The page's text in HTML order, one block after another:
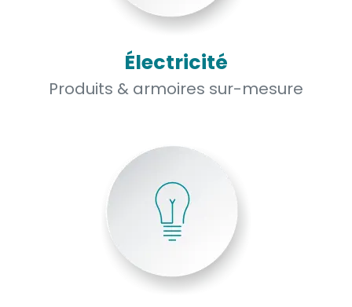
Électricité
Produits & armoires sur-mesure